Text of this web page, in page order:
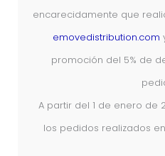
encarecidamente que
emovedistribution.com
promoción del 5% de
A partir del 1 de enero de
los pedidos realizados en